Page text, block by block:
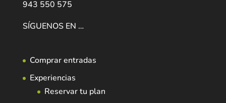
943 550 575
SÍGUENOS EN …
Comprar entradas
Experiencias
Reservar tu plan